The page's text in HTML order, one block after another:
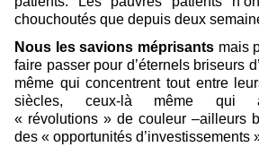
chouchoutés que depuis deux
Nous les savions méprisants mais
faire passer pour d’éternels briseurs
même qui concentrent tout entre
siècles, ceux-là même qui
« révolutions » de couleur –ailleurs
des « opportunités d’investissements